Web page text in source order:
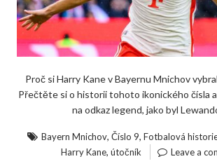
Proč si Harry Kane v Bayernu Mnichov
Přečtěte si o historii tohoto ikonického čísla a
na odkaz legend, jako byl
Bayern Mnichov, Číslo 9, Fotbalová
Harry Kane, útočník Leave a